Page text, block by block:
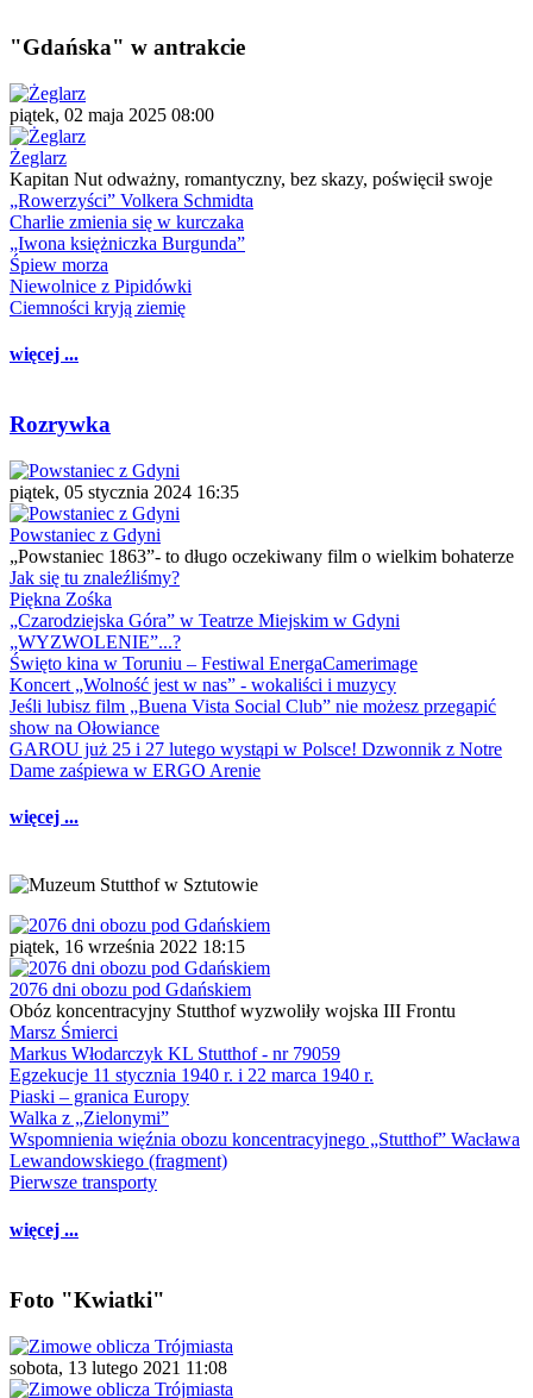
"Gdańska" w antrakcie
piątek, 02 maja 2025 08:00
Żeglarz
Kapitan Nut odważny, romantyczny, bez skazy, poświęcił swoje
„Rowerzyści” Volkera Schmidta
Charlie zmienia się w kurczaka
„Iwona księżniczka Burgunda”
Śpiew morza
Niewolnice z Pipidówki
Ciemności kryją ziemię
więcej ...
Rozrywka
piątek, 05 stycznia 2024 16:35
Powstaniec z Gdyni
„Powstaniec 1863”- to długo oczekiwany film o wielkim bohaterze
Jak się tu znaleźliśmy?
Piękna Zośka
„Czarodziejska Góra” w Teatrze Miejskim w Gdyni
„WYZWOLENIE”...?
Święto kina w Toruniu – Festiwal EnergaCamerimage
Koncert „Wolność jest w nas” - wokaliści i muzycy
Jeśli lubisz film „Buena Vista Social Club” nie możesz przegapić
show na Ołowiance
GAROU już 25 i 27 lutego wystąpi w Polsce! Dzwonnik z Notre
Dame zaśpiewa w ERGO Arenie
więcej ...
piątek, 16 września 2022 18:15
2076 dni obozu pod Gdańskiem
Obóz koncentracyjny Stutthof wyzwoliły wojska III Frontu
Marsz Śmierci
Markus Włodarczyk KL Stutthof - nr 79059
Egzekucje 11 stycznia 1940 r. i 22 marca 1940 r.
Piaski – granica Europy
Walka z „Zielonymi”
Wspomnienia więźnia obozu koncentracyjnego „Stutthof” Wacława
Lewandowskiego (fragment)
Pierwsze transporty
więcej ...
Foto "Kwiatki"
sobota, 13 lutego 2021 11:08